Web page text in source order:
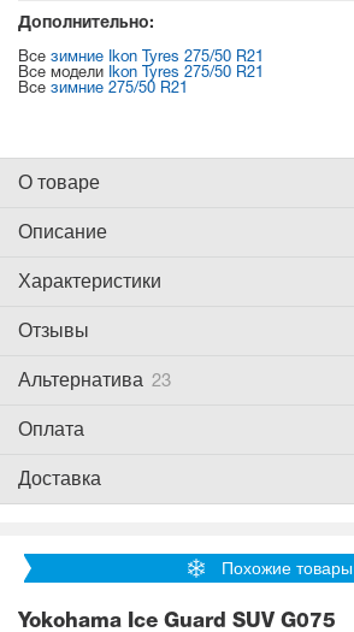
Дополнительно:
Все зимние Ikon Tyres 275/50 R21
Все модели
Ikon Tyres 275/50 R21
Все зимние 275/50 R21
О товаре
Описание
Характеристики
Отзывы
Альтернатива 23
Оплата
Доставка
Похожие товары
Yokohama Ice Guard SUV G075